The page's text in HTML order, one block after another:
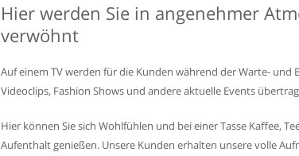
Hier werden Sie in angenehmer
verwöhnt
Auf einem TV werden für die Kunden während der Warte- und
Videoclips, Fashion Shows und andere aktuelle Events
Hier können Sie sich Wohlfühlen und bei einer Tasse Kaffee,
Aufenthalt genießen. Unsere Kunden erhalten unsere volle